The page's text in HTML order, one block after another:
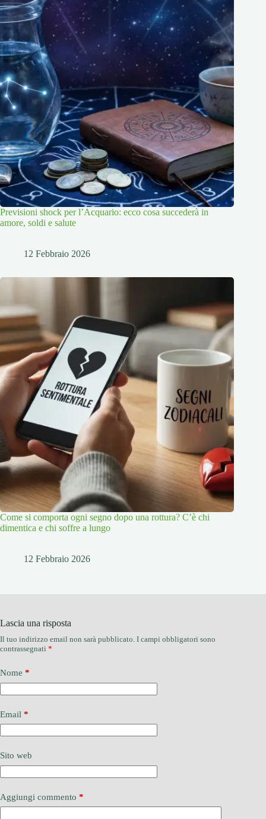
Previsioni shock per l’Acquario: ecco cosa succederà in
amore, soldi e salute
12 Febbraio 2026
Come si comporta ogni segno dopo una rottura? C’è chi
dimentica e chi soffre a lungo
12 Febbraio 2026
Lascia una risposta
Il tuo indirizzo email non sarà pubblicato. I campi obbligatori sono
contrassegnati *
Nome *
Email *
Sito web
Aggiungi commento *